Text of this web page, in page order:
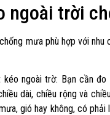
ngoài trời
mưa phù hợp với
ngoài trờ: Bạn cần đo
dài, chiều rộng và
gió hay không, có